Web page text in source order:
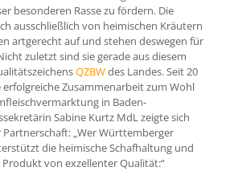
besonderen Rasse zu fördern. Die
ausschließlich von heimischen Kräutern
artgerecht auf und stehen deswegen für
zuletzt sind sie gerade aus diesem
QZBWdes Landes. Seit 20
erfolgreiche Zusammenarbeit zum Wohl
in Baden-
Sabine Kurtz MdL zeigte sich
„Wer Württemberger
die heimische Schafhaltung und
von exzellenter Qualität:“